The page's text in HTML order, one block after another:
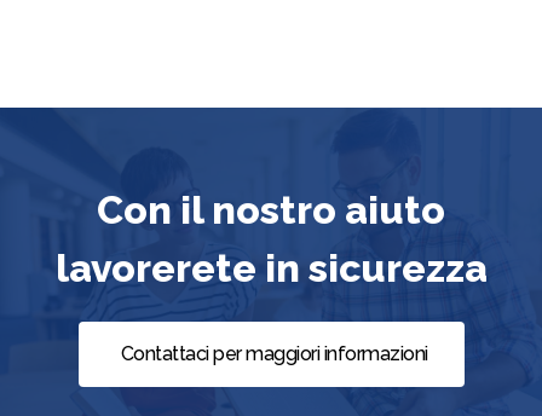
Con il nostro aiuto
lavorerete in sicurezza
Contattaci per maggiori informazioni